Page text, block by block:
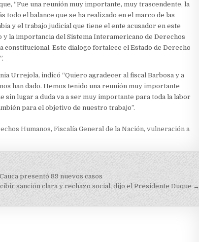
“Fue una reunión muy importante, muy trascendente, la
todo el balance que se ha realizado en el marco de las
y el trabajo judicial que tiene el ente acusador en este
la importancia del Sistema Interamericano de Derechos
constitucional. Este dialogo fortalece el Estado de Derecho
Urrejola, indicó “Quiero agradecer al fiscal Barbosa y a
han dado. Hemos tenido una reunión muy importante
sin lugar a duda va a ser muy importante para toda la labor
para el objetivo de nuestro trabajo”.
Humanos,Fiscalía General de la Nación,vulneración a
presentó 89 nuevos casos
sanción clara y rechazo social, dijo el Presidente Duque →